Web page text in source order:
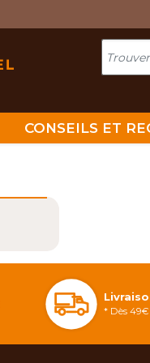
CONSEILS ET
* Dès